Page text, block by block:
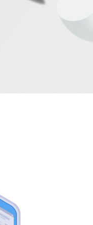
일근 멘토님
본인 일처럼
향과 방법을
있었습니